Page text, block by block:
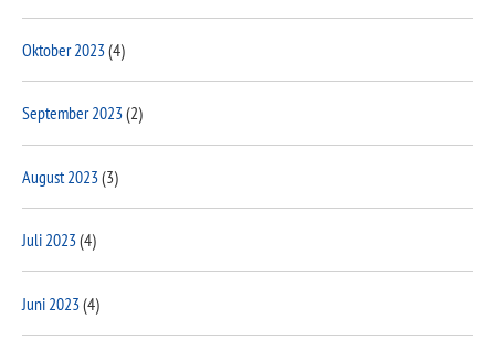
Oktober 2023(4)
September 2023(2)
August 2023(3)
Juli 2023(4)
Juni 2023(4)